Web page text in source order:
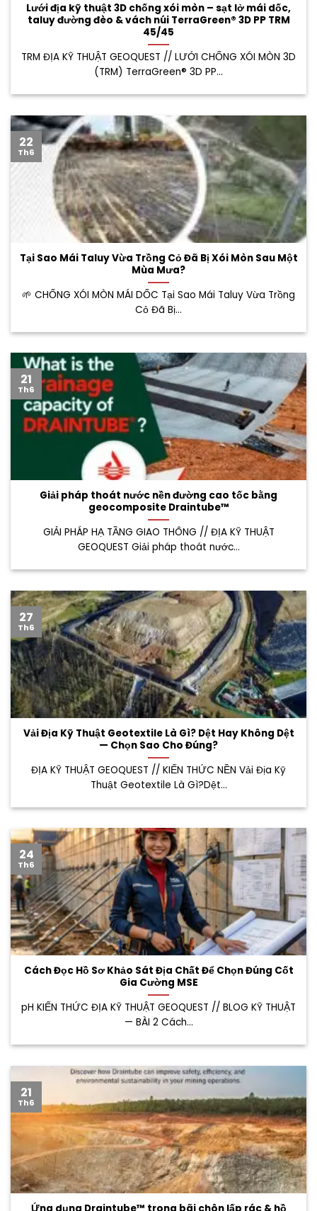
Lưới địa kỹ thuật 3D chống xói mòn – sạt lở mái dốc,
taluy đường đèo & vách núi TerraGreen® 3D PP TRM
45/45
TRM ĐỊA KỸ THUẬT GEOQUEST // LƯỚI CHỐNG XÓI MÒN 3D
(TRM) TerraGreen® 3D PP...
Tại Sao Mái Taluy Vừa Trồng Cỏ Đã Bị Xói Mòn Sau Một
Mùa Mưa?
🌱 CHỐNG XÓI MÒN MÁI DỐC Tại Sao Mái Taluy Vừa Trồng
Cỏ Đã Bị...
22
Th6
Giải pháp thoát nước nền đường cao tốc bằng
geocomposite Draintube™
GIẢI PHÁP HẠ TẦNG GIAO THÔNG // ĐỊA KỸ THUẬT
GEOQUEST Giải pháp thoát nước...
21
Th6
Vải Địa Kỹ Thuật Geotextile Là Gì? Dệt Hay Không Dệt
— Chọn Sao Cho Đúng?
ĐỊA KỸ THUẬT GEOQUEST // KIẾN THỨC NỀN Vải Địa Kỹ
Thuật Geotextile Là Gì?Dệt...
27
Th6
Cách Đọc Hồ Sơ Khảo Sát Địa Chất Để Chọn Đúng Cốt
Gia Cường MSE
pH KIẾN THỨC ĐỊA KỸ THUẬT GEOQUEST // BLOG KỸ THUẬT
— BÀI 2 Cách...
24
Th6
Ứng dụng Draintube™ trong bãi chôn lấp rác & hồ
21
Th6